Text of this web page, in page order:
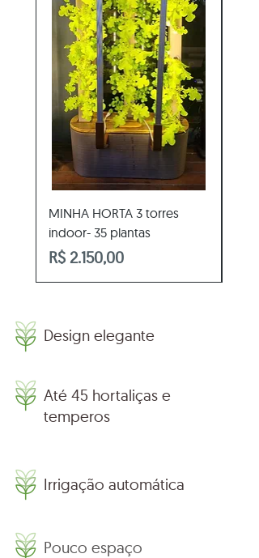
MINHA HORTA 3 torres
indoor- 35 plantas
Preço
R$ 2.150,00
Design elegante
Até 45 hortaliças e
temperos
Irrigação automática
Pouco espaço